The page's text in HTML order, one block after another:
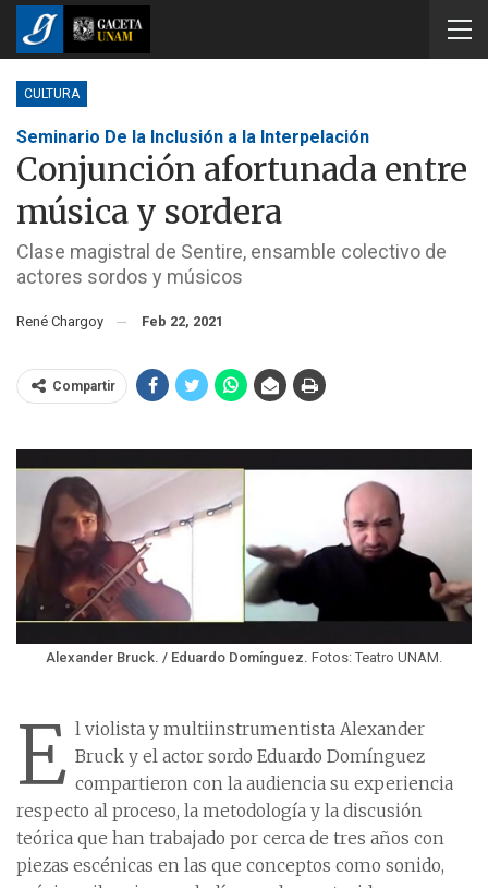
CULTURA
Seminario De la Inclusión a la Interpelación
Conjunción afortunada entre
música y sordera
Clase magistral de Sentire, ensamble colectivo de
actores sordos y músicos
René Chargoy Feb 22, 2021
Compartir
Alexander Bruck. / Eduardo Domínguez. Fotos: Teatro UNAM.
E l violista y multiinstrumentista Alexander
Bruck y el actor sordo Eduardo Domínguez
compartieron con la audiencia su experiencia
respecto al proceso, la metodología y la discusión
teórica que han trabajado por cerca de tres años con
piezas escénicas en las que conceptos como sonido,